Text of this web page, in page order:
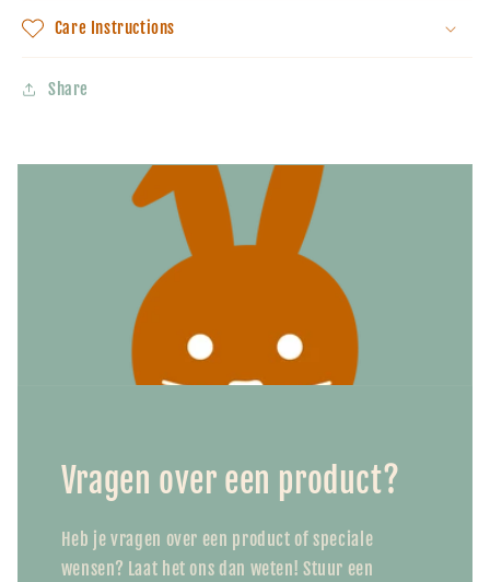
Care Instructions
Share
Vragen over een product?
Heb je vragen over een product of speciale
wensen? Laat het ons dan weten! Stuur een